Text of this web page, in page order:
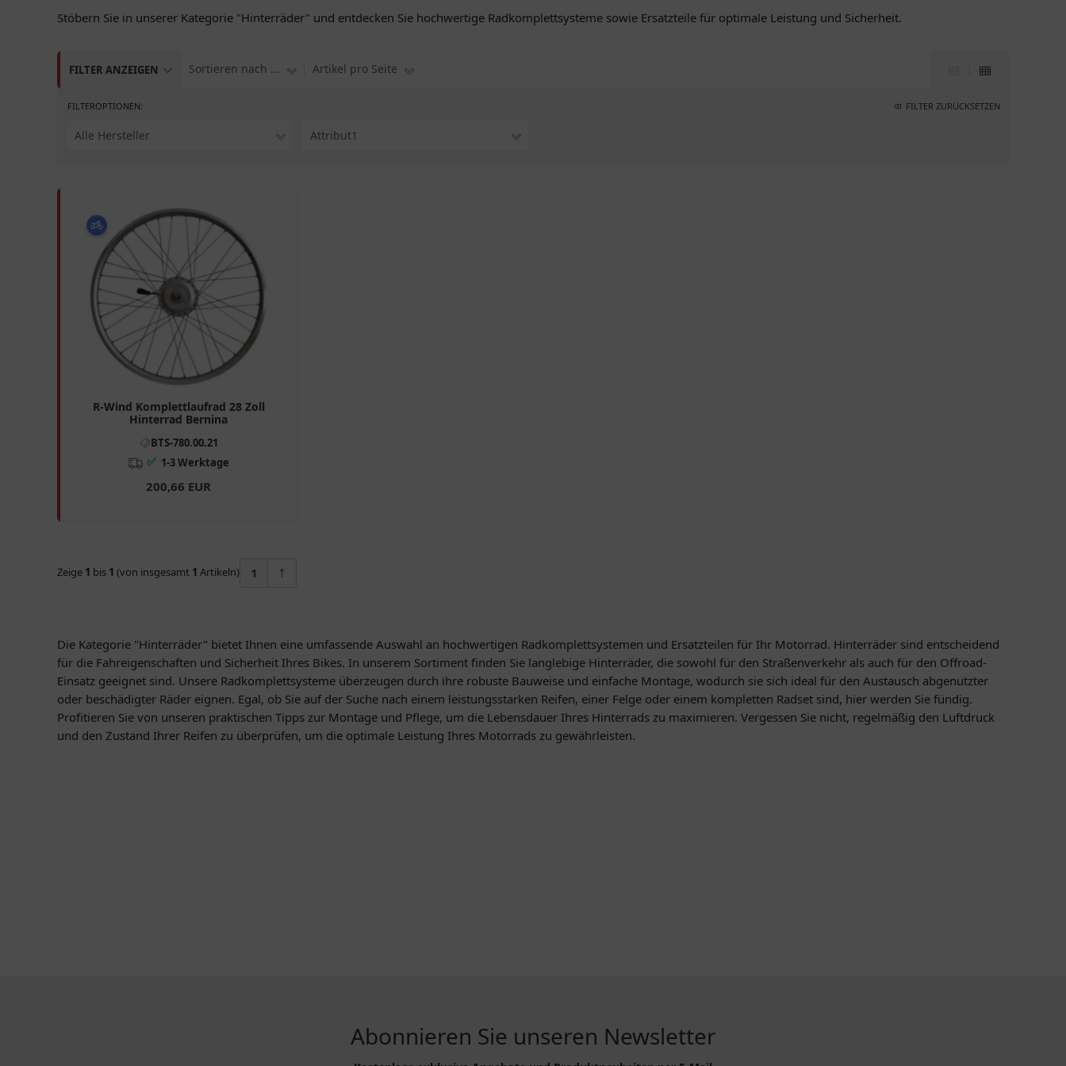
Stöbern Sie in unserer Kategorie "Hinterräder" und entdecken Sie hochwertige Radkomplettsysteme sowie Ersatzteile für optimale Leistung und Sicherheit.
FILTER ANZEIGEN Sortieren nach ... Artikel pro Seite
FILTEROPTIONEN: FILTER ZURÜCKSETZEN
Alle Hersteller Attribut1
R-Wind Komplettlaufrad 28 Zoll
Hinterrad Bernina
BTS-780.00.21
✅ 1-3 Werktage
200,66 EUR
Zeige 1 bis 1 (von insgesamt 1 Artikeln) 1
Die Kategorie "Hinterräder" bietet Ihnen eine umfassende Auswahl an hochwertigen Radkomplettsystemen und Ersatzteilen für Ihr Motorrad. Hinterräder sind entscheidend
für die Fahreigenschaften und Sicherheit Ihres Bikes. In unserem Sortiment finden Sie langlebige Hinterräder, die sowohl für den Straßenverkehr als auch für den Offroad-
Einsatz geeignet sind. Unsere Radkomplettsysteme überzeugen durch ihre robuste Bauweise und einfache Montage, wodurch sie sich ideal für den Austausch abgenutzter
oder beschädigter Räder eignen. Egal, ob Sie auf der Suche nach einem leistungsstarken Reifen, einer Felge oder einem kompletten Radset sind, hier werden Sie fündig.
Profitieren Sie von unseren praktischen Tipps zur Montage und Pflege, um die Lebensdauer Ihres Hinterrads zu maximieren. Vergessen Sie nicht, regelmäßig den Luftdruck
und den Zustand Ihrer Reifen zu überprüfen, um die optimale Leistung Ihres Motorrads zu gewährleisten.
Abonnieren Sie unseren Newsletter
MEHR ÜBER... INFORMATIONEN